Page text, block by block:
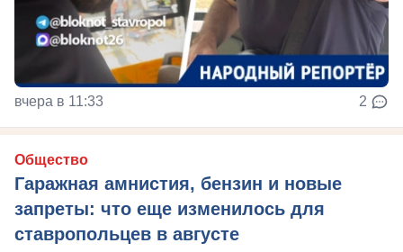
вчера в 11:33 2
Общество
Гаражная амнистия, бензин и новые
запреты: что еще изменилось для
ставропольцев в августе